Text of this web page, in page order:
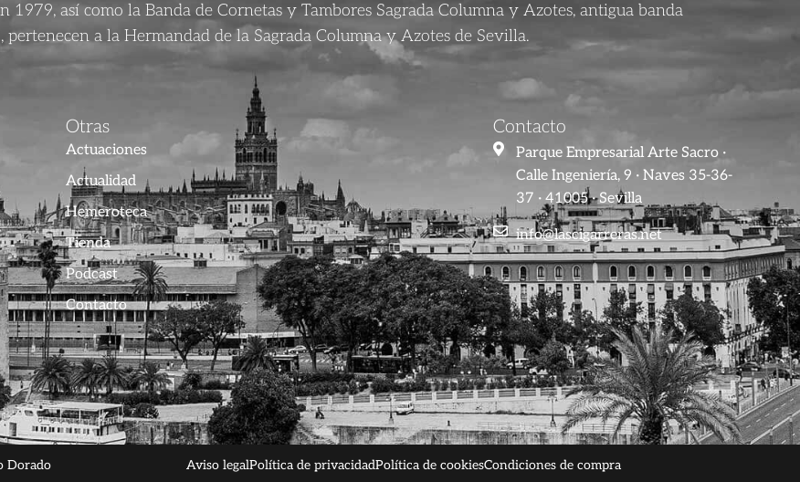
1979, así como la Banda de Cornetas y Tambores Sagrada Columna y Azotes, antigua banda
a la Hermandad de la Sagrada Columna y Azotes de Sevilla.
Otras
Actuaciones
Actualidad
Hemeroteca
Tienda
Podcast
Contacto
Contacto
Parque Empresarial Arte Sacro ·
Calle Ingeniería, 9 · Naves 35-36-
37 · 41005 · Sevilla
info@lascigarreras.net
Dorado Aviso legalPolítica de privacidadPolítica de cookiesCondiciones de compra